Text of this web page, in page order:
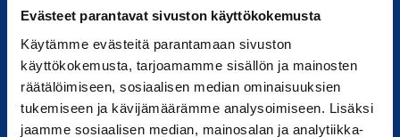
Evästeet parantavat sivuston käyttökokemusta
Käytämme evästeitä parantamaan sivuston
käyttökokemusta, tarjoamamme sisällön ja mainosten
räätälöimiseen, sosiaalisen median ominaisuuksien
tukemiseen ja kävijämäärämme analysoimiseen. Lisäksi
jaamme sosiaalisen median, mainosalan ja analytiikka-
Automyynti
Uudet autot
Vaihtoautot
Pörhötakuu
Huolto
Varaa huolto
Vauriokorjaus
Tuulilasipalvelu